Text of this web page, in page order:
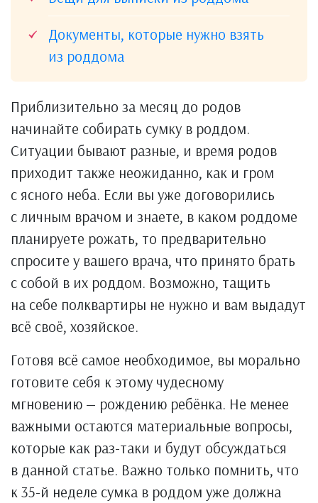
Документы, которые нужно взять
из роддома
Приблизительно за месяц до родов
начинайте собирать сумку в роддом.
Ситуации бывают разные, и время родов
приходит также неожиданно, как и гром
с ясного неба. Если вы уже договорились
с личным врачом и знаете, в каком роддоме
планируете рожать, то предварительно
спросите у вашего врача, что принято брать
с собой в их роддом. Возможно, тащить
на себе полквартиры не нужно и вам выдадут
всё своё, хозяйское.
Готовя всё самое необходимое, вы морально
готовите себя к этому чудесному
мгновению — рождению ребёнка. Не менее
важными остаются материальные вопросы,
которые как раз-таки и будут обсуждаться
в данной статье. Важно только помнить, что
к 35-й неделе сумка в роддом уже должна